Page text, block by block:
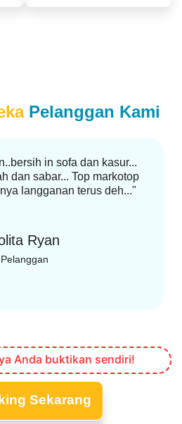
Pelanggan Kami
in sofa dan kasur...
dan sabar... Top markotop
langganan terus deh..."
Ryan
Pelanggan
Anda buktikan sendiri!
Sekarang